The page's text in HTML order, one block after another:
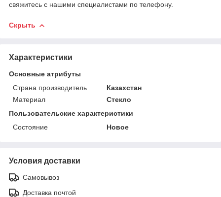
свяжитесь с нашими специалистами по телефону.
Скрыть
Характеристики
Основные атрибуты
Страна производитель
Казахстан
Материал
Стекло
Пользовательские характеристики
Состояние
Новое
Условия доставки
Самовывоз
Доставка почтой